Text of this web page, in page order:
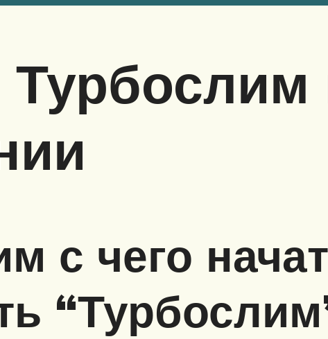
Турбослим
с чего